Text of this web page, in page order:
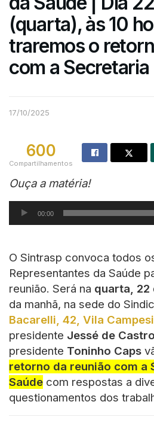
(quarta), às 10
traremos o
com a Secretaria
17/10/2025
600
Compartilhamentos
Ouça a matéria!
Tocador
de
00:00
O Sintrasp convoca todos
Representantes da Saúde
reunião. Será na quarta, 22
da manhã, na sede do
Bacarelli, 42, Vila
presidente Jessé de
presidente Toninho Caps
retorno da reunião com a
Saúde com respostas a
questionamentos dos